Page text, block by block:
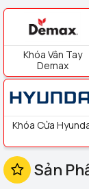
Khóa Vân Tay
Demax
Khóa Cửa
Sản